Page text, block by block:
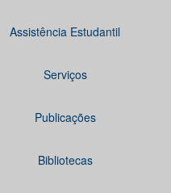
Assistência Estudantil
Serviços
Publicações
Bibliotecas